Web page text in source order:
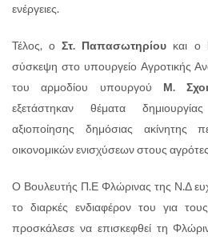
ενέργειες.
Τέλος, οΣτ. Παπασωτηρίου και ο
σύσκεψη στο υπουργείο Αγροτικής
του αρμοδίου υπουργού Μ.
εξετάστηκαν θέματα
αξιοποίησης δημόσιας ακίνητης
οικονομικών ενισχύσεων στους
Ο Βουλευτής Π.Ε Φλώρινας της Ν.Δ
το διαρκές ενδιαφέρον του για
προσκάλεσε να επισκεφθεί τη